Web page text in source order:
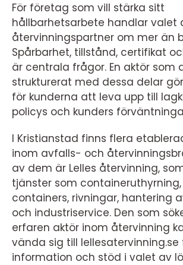
För företag som vill stärka sitt
hållbarhetsarbete handlar valet
återvinningspartner om mer än
Spårbarhet, tillstånd, certifikat
är centrala frågor. En aktör som
strukturerat med dessa delar
för kunderna att leva upp till
policys och kunders
I Kristianstad finns flera
inom avfalls- och
av dem är Lelles återvinning,
tjänster som
containers, rivningar, hantering
och industriservice. Den som
erfaren aktör inom återvinning
vända sig till lellesatervinning.se
information och stöd i valet av